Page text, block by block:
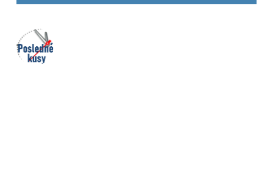
množstve a patrí medzi vyhľadávané hotové RGB sady.Výhodná
Posledné
kusy